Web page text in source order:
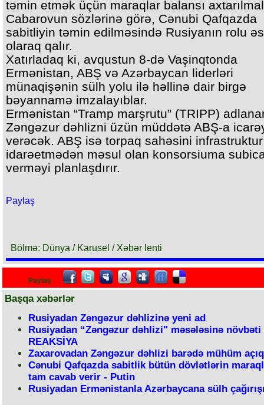
təmin etmək üçün maraqlar balansı
Cabarovun sözlərinə görə, Cənubi Qafqazda
sabitliyin təmin edilməsində Rusiyanın rolu
olaraq qalır.
Xatırladaq ki, avqustun 8-də Vaşinqtonda
Ermənistan, ABŞ və Azərbaycan liderləri
münaqişənin sülh yolu ilə həllinə dair birgə
bəyannamə imzalayıblar.
Ermənistan “Tramp marşrutu” (TRIPP)
Zəngəzur dəhlizni üzün müddətə ABŞ-a
verəcək. ABŞ isə torpaq sahəsini
idarəetmədən məsul olan konsorsiuma
verməyi planlaşdırır.
Paylaş
Bölmə: Dünya / Karusel / Xəbər lenti
Paylaş
Başqa xəbərlər
Rusiyadan Zəngəzur dəhlizinə yeni ad
Rusiyadan “Zəngəzur dəhlizi" məsələsinə növbəti
REAKSİYA
Zaxarovadan Zəngəzur dəhlizi barədə mühüm
Cənubi Qafqazda sabitlik bütün dövlətlərin
tam cavab verir - Putin
Rusiyadan Ermənistanla Azərbaycana sülh